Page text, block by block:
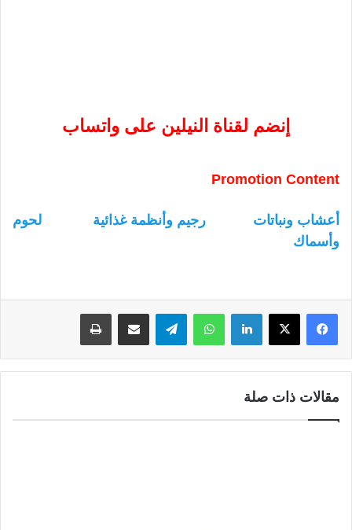
إنضم لقناة النيلين على واتساب
Promotion Content
أعشاب ونباتات رجيم وأنظمة غذائية
لحوم
وأسماك
لينكدإن واتساب
مقالات ذات صلة